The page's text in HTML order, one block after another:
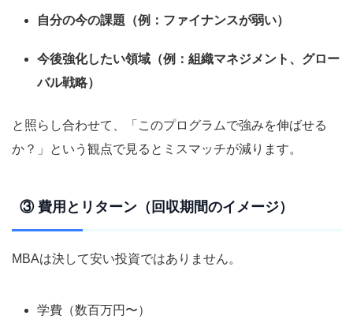
自分の今の課題（例：ファイナンスが弱い）
今後強化したい領域（例：組織マネジメント、グロー
バル戦略）
と照らし合わせて、「このプログラムで強みを伸ばせる
か？」という観点で見るとミスマッチが減ります。
③ 費用とリターン（回収期間のイメージ）
MBAは決して安い投資ではありません。
学費（数百万円〜）